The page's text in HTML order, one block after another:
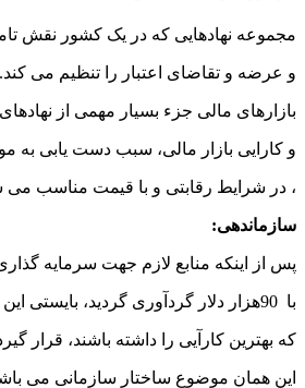
مجموعه نهادهایی که در یک کشور نقش
و عرضه و تقاضای اعتبار را تنظیم می
بازارهای مالی جزء بسیار مهمی از
و کارایی بازار مالی، سبب دست یابی به
، در شرایط رقابتی و با قیمت مناسب می
سازماندهی:
پس از اینکه منابع لازم جهت سرمایه گذاری با 90 هزار دلار و راه اندازی کار
با 90هزار دلار گردآوری گردید، بایستی این منابع در قالب و فرم خاصی
که بهترین کارآیی را داشته باشند، قرار
این همان موضوع ساختار سازمانی می